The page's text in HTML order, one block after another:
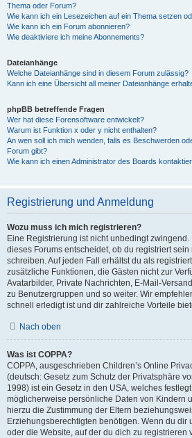
Thema oder Forum?
Wie kann ich ein Lesezeichen auf ein Thema setzen
Wie kann ich ein Forum abonnieren?
Wie deaktiviere ich meine Abonnements?
Dateianhänge
Welche Dateianhänge sind in diesem Forum zulässig?
Kann ich eine Übersicht all meiner Dateianhänge
phpBB betreffende Fragen
Wer hat diese Forensoftware entwickelt?
Warum ist Funktion x oder y nicht enthalten?
An wen soll ich mich wenden, falls es Beschwerden
Forum gibt?
Wie kann ich einen Administrator des Boards
Registrierung und Anmeldung
Wozu muss ich mich registrieren?
Eine Registrierung ist nicht unbedingt
dieses Forums entscheidet, ob du registriert sein
schreiben. Auf jeden Fall erhältst du als
zusätzliche Funktionen, die Gästen nicht zur
Avatarbilder, Private Nachrichten, E-Mail-
zu Benutzergruppen und so weiter. Wir
schnell erledigt ist und dir zahlreiche Vorteile
Nach oben
Was ist COPPA?
COPPA, ausgeschrieben Children’s Online
(deutsch: Gesetz zum Schutz der Privatsphäre
1998) ist ein Gesetz in den USA, welches
möglicherweise persönliche Daten von Kindern
hierzu die Zustimmung der Eltern
Erziehungsberechtigten benötigen. Wenn du dir
oder die Website, auf der du dich zu registrieren